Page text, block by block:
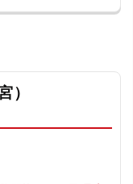
）